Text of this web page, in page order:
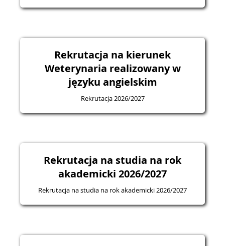
Rekrutacja na kierunek
Weterynaria realizowany w
języku angielskim
Rekrutacja 2026/2027
Rekrutacja na studia na rok
akademicki 2026/2027
Rekrutacja na studia na rok akademicki 2026/2027